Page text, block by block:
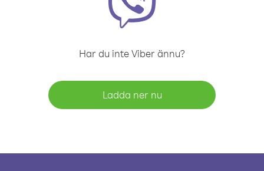
Har du inte Viber ännu?
Ladda ner nu